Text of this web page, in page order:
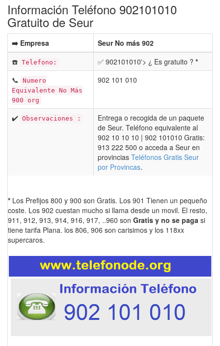
Información Teléfono 902101010
Gratuito de Seur
➡️ Empresa
Seur No más 902
☎️ Telefono: ✅ 902101010'> ¿ Es gratuito ? *
📞 Numero
Equivalente No Más
900 org
902 101 010
✔️ Observaciones :
Entrega o recogida de un paquete
de Seur. Teléfono equivalente al
902 10 10 10 | 902 101010 Gratis:
913 222 500 o acceda a Seur en
provincias Teléfonos Gratis Seur
por Provincas.
* Los Prefijos 800 y 900 son Gratis. Los 901 Tienen un pequeño
coste. Los 902 cuestan mucho si llama desde un movil. El resto,
911, 912, 913, 914, 916, 917, ..960 son Gratis y no se paga si
tiene tarifa Plana. los 806, 906 son carisimos y los 118xx
supercaros.